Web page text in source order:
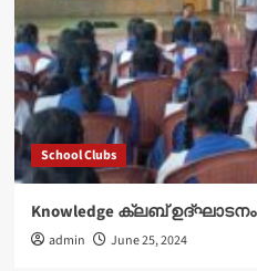
School Clubs
Knowledge ക്ലബ് ഉദ്‌ഘാടനം
admin June 25, 2024